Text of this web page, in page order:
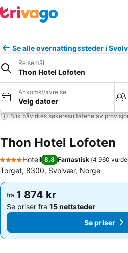
Se alle overnattingssteder i
Reisemål
Thon Hotel Lofoten
Ankomst/avreise
Velg datoer
Slik påvirkes søkeresultatene av
Thon Hotel Lofoten
4 Stjerner
Hotell 8,8 Fantastisk (4 960
Torget, 8300, Svolvær, Norge
fra 1 874 kr
Se priser fra 15 nettsteder
Se priser
fra 1 874 kr
Se priser fra 15 nettsteder
Se priser